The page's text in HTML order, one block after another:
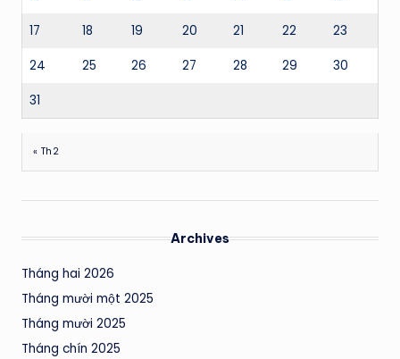
17 18 19 20 21 22 23
24 25 26 27 28 29 30
31
« Th2
Archives
Tháng hai 2026
Tháng mười một 2025
Tháng mười 2025
Tháng chín 2025